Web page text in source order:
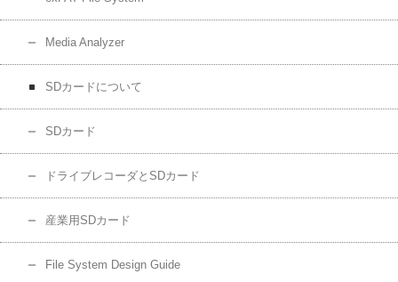
Media Analyzer
SDカードについて
SDカード
ドライブレコーダとSDカード
産業用SDカード
File System Design Guide